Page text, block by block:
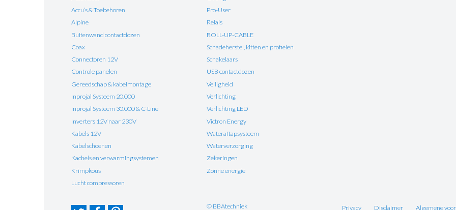
Accu’s & Toebehoren
Alpine
Buitenwand contactdozen
Coax
Connectoren 12V
Controle panelen
Gereedschap & kabelmontage
Inprojal Systeem 20.000
Inprojal Systeem 30.000 & C-Line
Inverters 12V naar 230V
Kabels 12V
Kabelschoenen
Kachels en verwarmingsystemen
Krimpkous
Lucht compressoren
Pro-User
Relais
ROLL-UP-CABLE
Schadeherstel, kitten en profielen
Schakelaars
USB contactdozen
Veiligheid
Verlichting
Verlichting LED
Victron Energy
Wateraftapsysteem
Waterverzorging
Zekeringen
Zonne energie
© BBAtechniek Privacy Disclaimer Algemene